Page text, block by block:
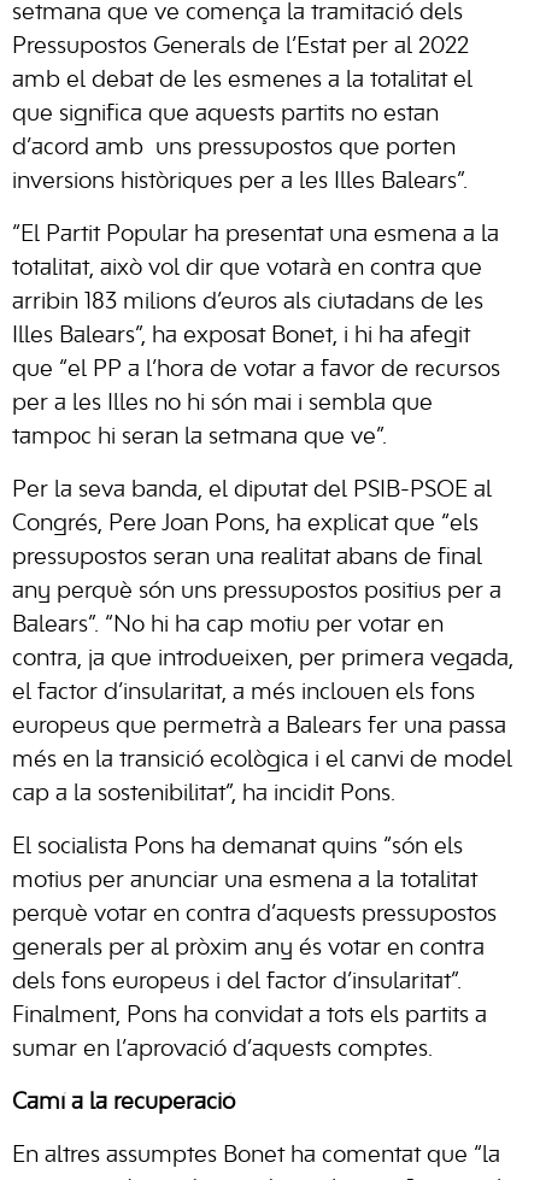
setmana que ve comença la tramitació dels
Pressupostos Generals de l’Estat per al 2022
amb el debat de les esmenes a la totalitat el
que significa que aquests partits no estan
d’acord amb uns pressupostos que porten
inversions històriques per a les Illes Balears”.
“El Partit Popular ha presentat una esmena a la
totalitat, això vol dir que votarà en contra que
arribin 183 milions d’euros als ciutadans de les
Illes Balears”, ha exposat Bonet, i hi ha afegit
que “el PP a l’hora de votar a favor de recursos
per a les Illes no hi són mai i sembla que
tampoc hi seran la setmana que ve”.
Per la seva banda, el diputat del PSIB-PSOE al
Congrés, Pere Joan Pons, ha explicat que “els
pressupostos seran una realitat abans de final
any perquè són uns pressupostos positius per a
Balears”. “No hi ha cap motiu per votar en
contra, ja que introdueixen, per primera vegada,
el factor d’insularitat, a més inclouen els fons
europeus que permetrà a Balears fer una passa
més en la transició ecològica i el canvi de model
cap a la sostenibilitat”, ha incidit Pons.
El socialista Pons ha demanat quins “són els
motius per anunciar una esmena a la totalitat
perquè votar en contra d’aquests pressupostos
generals per al pròxim any és votar en contra
dels fons europeus i del factor d’insularitat”.
Finalment, Pons ha convidat a tots els partits a
sumar en l’aprovació d’aquests comptes.
Camí a la recuperació
En altres assumptes Bonet ha comentat que “la